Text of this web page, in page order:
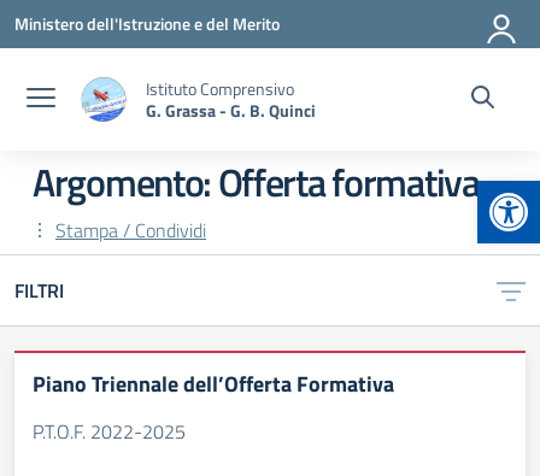
Vai ai contenuti
Vai al menu di navigazione
Vai al footer
Ministero dell'Istruzione e del Merito
Istituto Comprensivo
G. Grassa - G. B. Quinci
Argomento: Offerta formativa
Stampa / Condividi
FILTRI
Piano Triennale dell’Offerta Formativa
P.T.O.F. 2022-2025